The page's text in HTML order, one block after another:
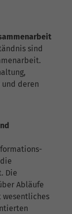
sind
und deren
Die
Abläufe
wesentliches